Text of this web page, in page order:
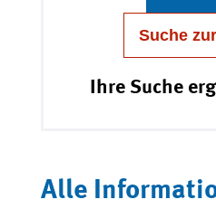
Suche
Ihre Suche
Alle